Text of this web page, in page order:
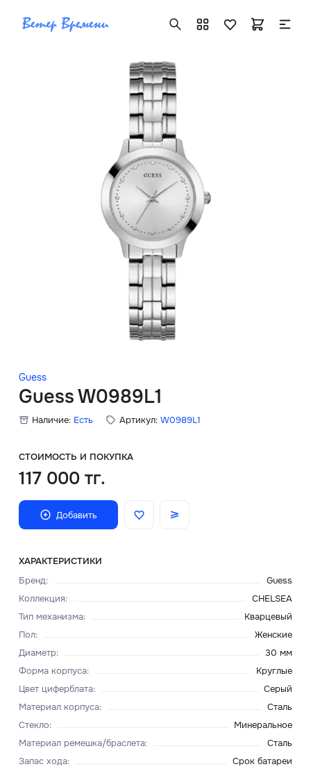
Guess
Guess W0989L1
Наличие: Есть Артикул: W0989L1
СТОИМОСТЬ И ПОКУПКА
117 000 тг.
Добавить
ХАРАКТЕРИСТИКИ
Бренд:
Guess
Коллекция:
CHELSEA
Тип механизма:
Кварцевый
Пол:
Женские
Диаметр:
30 мм
Форма корпуса:
Круглые
Цвет циферблата:
Серый
Материал корпуса:
Сталь
Стекло:
Минеральное
Материал ремешка/браслета:
Сталь
Запас хода:
Срок батареи
Авторизация
Каталог
Мужские часы
Женские часы
Скидки
Главная
О нас